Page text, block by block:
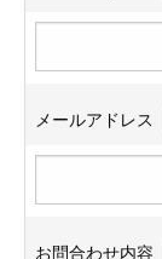
メールアドレス
お問合わせ内容